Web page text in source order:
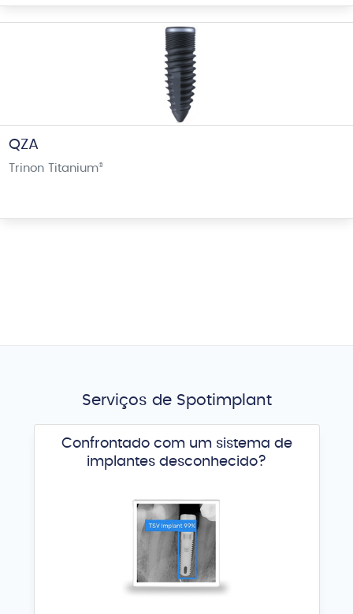
QZA
Trinon Titanium®
Serviços de Spotimplant
Confrontado com um sistema de
implantes desconhecido?